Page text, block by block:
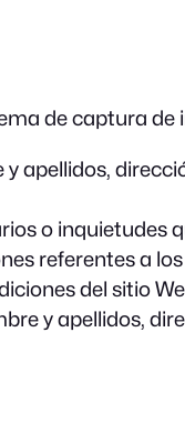
de captura de
apellidos,
o inquietudes
referentes a
del sitio
y apellidos,